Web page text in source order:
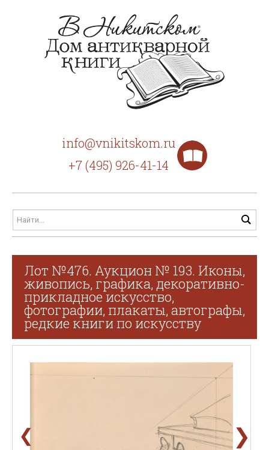
info@vnikitskom.ru
+7 (495) 926-41-14
Лот №476. Аукцион № 193. Иконы,
живопись, графика, декоративно-
прикладное искусство,
фотографии, плакаты, автографы,
редкие книги по искусству
❮ ❯